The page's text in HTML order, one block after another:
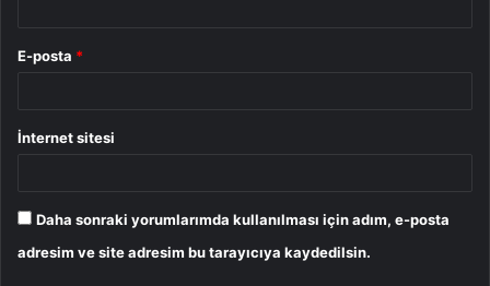
E-posta *
İnternet sitesi
Daha sonraki yorumlarımda kullanılması için adım, e-posta
adresim ve site adresim bu tarayıcıya kaydedilsin.